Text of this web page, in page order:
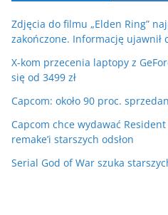
Zdjęcia do filmu „Elden Ring”
zakończone. Informację ujawnił
X-kom przecenia laptopy z
się od 3499 zł
Capcom: około 90 proc.
Capcom chce wydawać
remake’i starszych odsłon
Serial God of War szuka